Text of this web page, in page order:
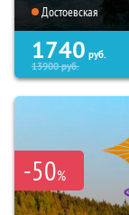
Достоевская
1740 руб.
13900руб.
-50%